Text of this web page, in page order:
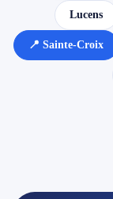
Lucens
📍 Sainte-Croix